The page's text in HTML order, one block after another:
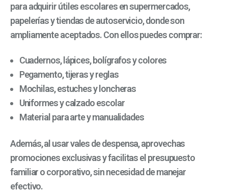
para adquirir útiles escolares en supermercados,
papelerías y tiendas de autoservicio, donde son
ampliamente aceptados. Con ellos puedes comprar:
Cuadernos, lápices, bolígrafos y colores
Pegamento, tijeras y reglas
Mochilas, estuches y loncheras
Uniformes y calzado escolar
Material para arte y manualidades
Además, al usar vales de despensa, aprovechas
promociones exclusivas y facilitas el presupuesto
familiar o corporativo, sin necesidad de manejar
efectivo.